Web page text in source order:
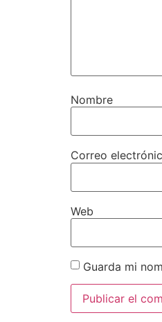
Nombre
Correo
Web
Guarda mi